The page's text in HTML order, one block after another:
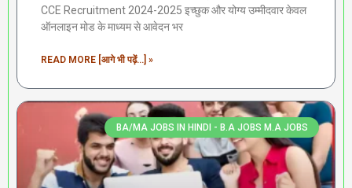
CCE Recruitment 2024-2025 इच्छुक और योग्य उम्मीदवार केवल
ऑनलाइन मोड के माध्यम से आवेदन भर
READ MORE [आगे भी पढ़ें...] »
BA/MA JOBS IN HINDI - B.A JOBS M.A JOBS